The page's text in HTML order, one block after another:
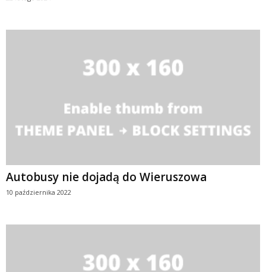
Autobusy nie dojadą do Wieruszowa
10 października 2022